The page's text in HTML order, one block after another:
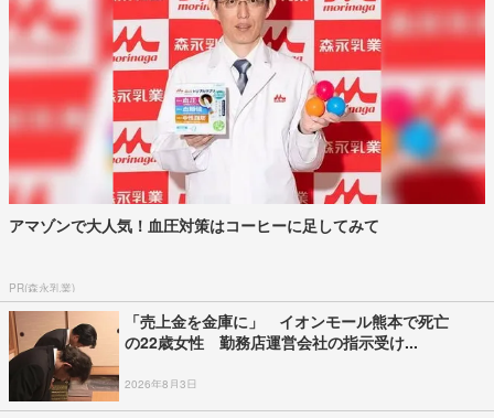
アマゾンで大人気！血圧対策はコーヒーに足してみて
PR(森永乳業)
「売上金を金庫に」 イオンモール熊本で死亡
の22歳女性 勤務店運営会社の指示受け...
2026年8月3日